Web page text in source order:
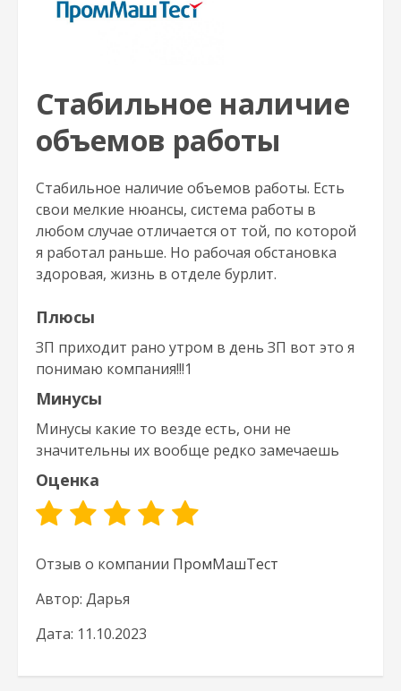
Стабильное наличие
объемов работы
Стабильное наличие объемов работы. Есть
свои мелкие нюансы, система работы в
любом случае отличается от той, по которой
я работал раньше. Но рабочая обстановка
здоровая, жизнь в отделе бурлит.
Плюсы
ЗП приходит рано утром в день ЗП вот это я
понимаю компания!!!1
Минусы
Минусы какие то везде есть, они не
значительны их вообще редко замечаешь
Оценка
Отзыв о компании ПромМашТест
Автор: Дарья
Дата: 11.10.2023